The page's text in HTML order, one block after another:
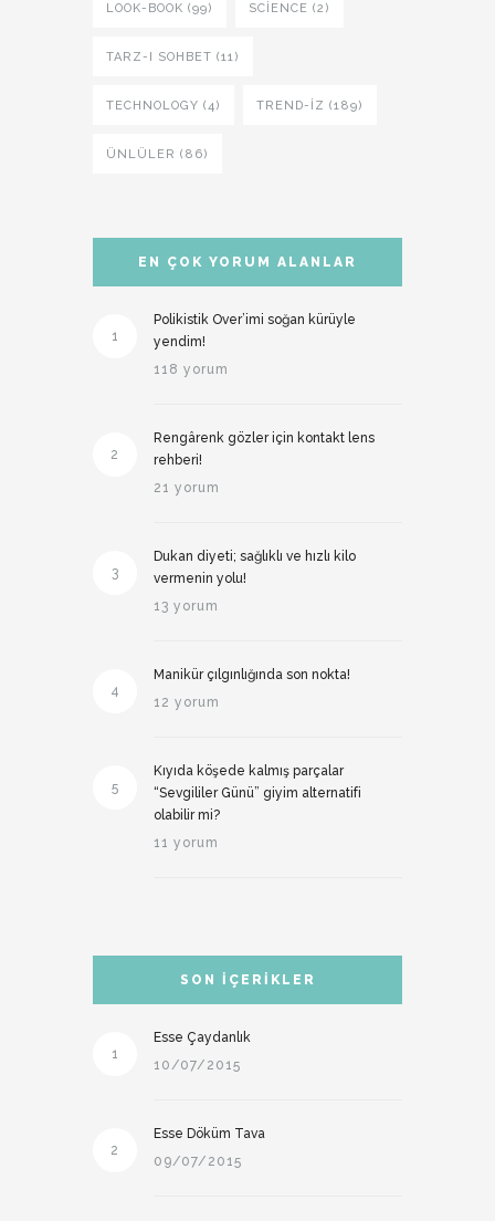
LOOK-BOOK (99) SCIENCE (2)
TARZ-I SOHBET (11)
TECHNOLOGY (4) TREND-IZ (189)
ÜNLÜLER (86)
EN ÇOK YORUM ALANLAR
1
Polikistik Over’imi soğan kürüyle
yendim!
118 yorum
2
Rengârenk gözler için kontakt lens
rehberi!
21 yorum
3
Dukan diyeti; sağlıklı ve hızlı kilo
vermenin yolu!
13 yorum
4
Manikür çılgınlığında son nokta!
12 yorum
5
Kıyıda köşede kalmış parçalar
“Sevgililer Günü” giyim alternatifi
olabilir mi?
11 yorum
SON İÇERIKLER
1
Esse Çaydanlık
10/07/2015
2
Esse Döküm Tava
09/07/2015